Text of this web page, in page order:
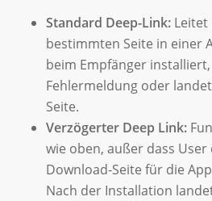
Standard Deep-Link:Leitet
bestimmten Seite in einer
beim Empfänger
Fehlermeldung oder
Seite.
Verzögerter Deep Link:
wie oben, außer dass
Download-Seite für die
Nach der Installation